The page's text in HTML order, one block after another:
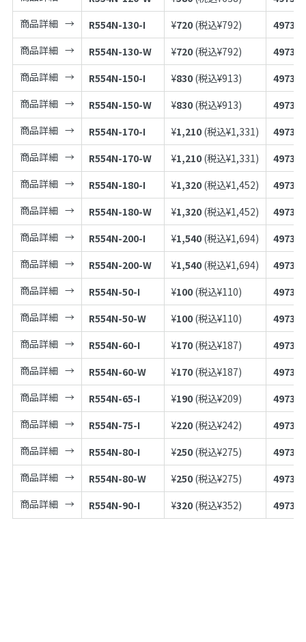
商品詳細
R554N-130-I ¥720 (税込¥792)
商品詳細
R554N-130-W ¥720 (税込¥792)
商品詳細
R554N-150-I ¥830 (税込¥913)
商品詳細
R554N-150-W ¥830 (税込¥913)
商品詳細
R554N-170-I ¥1,210 (税込¥1,331)
商品詳細
R554N-170-W ¥1,210 (税込¥1,331)
商品詳細
R554N-180-I ¥1,320 (税込¥1,452)
商品詳細
R554N-180-W ¥1,320 (税込¥1,452)
商品詳細
R554N-200-I ¥1,540 (税込¥1,694)
商品詳細
R554N-200-W ¥1,540 (税込¥1,694)
商品詳細
R554N-50-I ¥100 (税込¥110)
商品詳細
R554N-50-W ¥100 (税込¥110)
商品詳細
R554N-60-I ¥170 (税込¥187)
商品詳細
R554N-60-W ¥170 (税込¥187)
商品詳細
R554N-65-I ¥190 (税込¥209)
商品詳細
R554N-75-I ¥220 (税込¥242)
商品詳細
R554N-80-I ¥250 (税込¥275)
商品詳細
R554N-80-W ¥250 (税込¥275)
商品詳細
R554N-90-I ¥320 (税込¥352)